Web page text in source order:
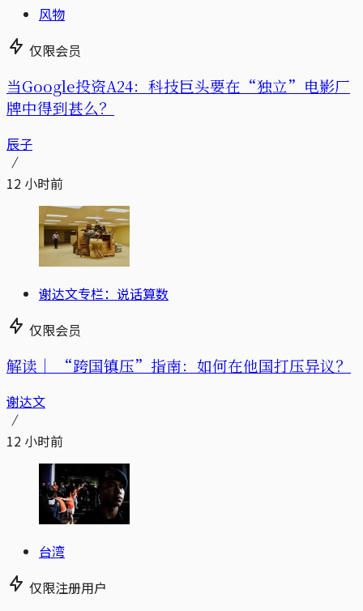
风物
仅限会员
当Google投资A24：科技巨头要在“独立”电影厂
牌中得到甚么？
辰子
12 小时前
谢达文专栏：说话算数
仅限会员
解读｜ “跨国镇压”指南：如何在他国打压异议？
谢达文
12 小时前
台湾
仅限注册用户